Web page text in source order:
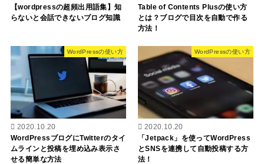
【wordpressの超頻出用語集】知
らないと会話できないブログ知識
Table of Contents Plusの使い方
とは？ブログで目次を自動で作る
方法！
WordPressの使い方
2020.10.20
WordPressブログにTwitterのタイ
ムラインと投稿を埋め込み表示さ
せる簡単な方法
WordPressの使い方
2020.10.20
「Jetpack」を使ってWordPress
とSNSを連携して自動投稿する方
法！